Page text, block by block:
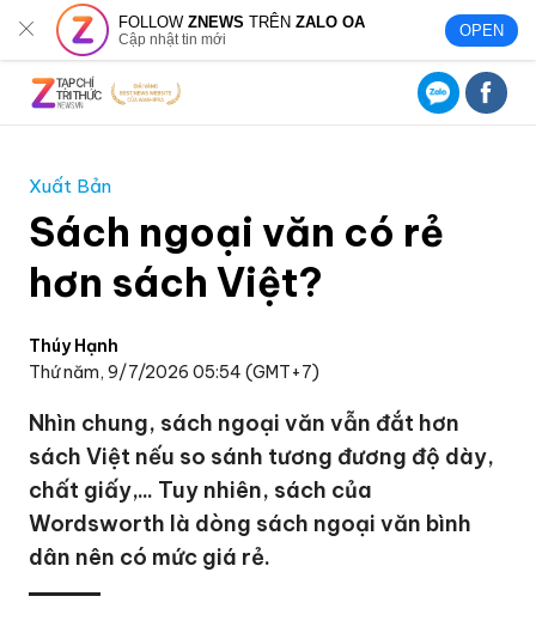
FOLLOWZNEWS TRÊNZALO OA
Cập nhật tin mới OPEN
Xuất Bản
Sách ngoại văn có rẻ
hơn sách Việt?
Thúy Hạnh
Thứ năm, 9/7/2026 05:54 (GMT+7)
Nhìn chung, sách ngoại văn vẫn đắt hơn
sách Việt nếu so sánh tương đương độ dày,
chất giấy,... Tuy nhiên, sách của
Wordsworth là dòng sách ngoại văn bình
dân nên có mức giá rẻ.